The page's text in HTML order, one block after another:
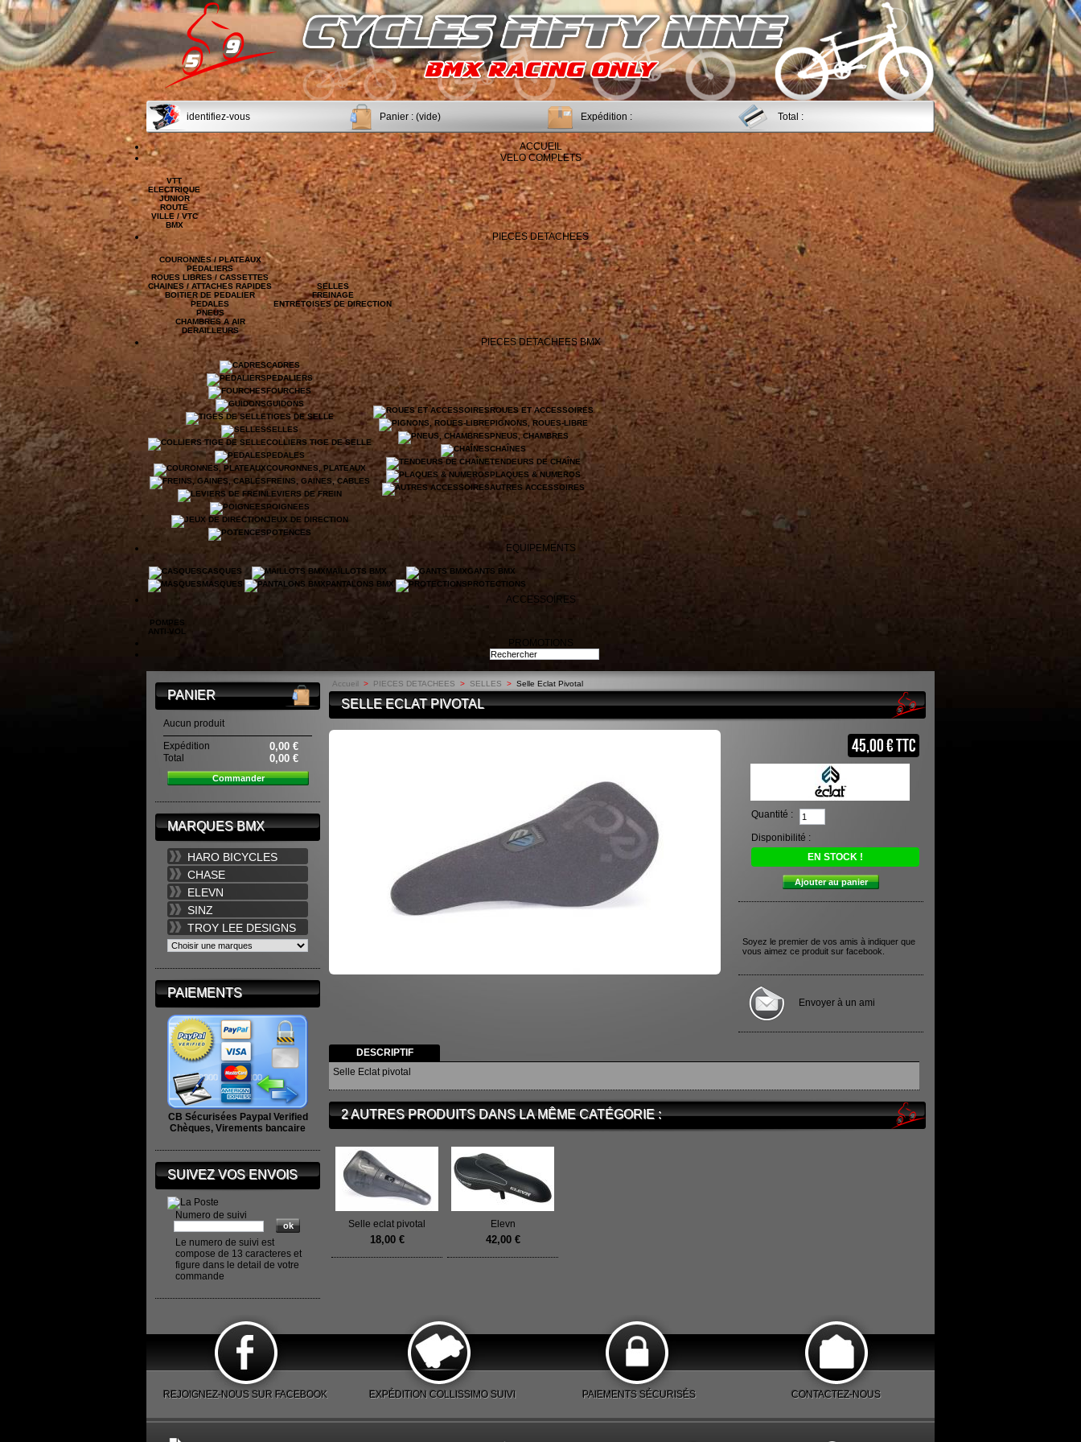
identifiez-vous Panier : (vide) Expédition : Total :
ACCUEIL
VELO COMPLETS
VTT
ELECTRIQUE
JUNIOR
ROUTE
VILLE / VTC
BMX
PIECES DETACHEES
COURONNES / PLATEAUX
PEDALIERS
ROUES LIBRES / CASSETTES
CHAINES / ATTACHES RAPIDES
BOITIER DE PEDALIER
PEDALES
PNEUS
CHAMBRES A AIR
DERAILLEURS
SELLES
FREINAGE
ENTRETOISES DE DIRECTION
PIECES DETACHEES BMX
CADRES
PEDALIERS
FOURCHES
GUIDONS
TIGES DE SELLE
SELLES
COLLIERS TIGE DE SELLE
PEDALES
COURONNES, PLATEAUX
FREINS, GAINES, CABLES
LEVIERS DE FREIN
POIGNEES
JEUX DE DIRECTION
POTENCES
ROUES ET ACCESSOIRES
PIGNONS, ROUES-LIBRE
PNEUS, CHAMBRES
CHAÎNES
TENDEURS DE CHAÎNE
PLAQUES & NUMEROS
AUTRES ACCESSOIRES
EQUIPEMENTS
CASQUES
MASQUES
MAILLOTS BMX
PANTALONS BMX
GANTS BMX
PROTECTIONS
ACCESSOIRES
POMPES
ANTI-VOL
PROMOTIONS
PANIER
Aucun produit
Expédition
0,00 €
Total 0,00 €
Commander
MARQUES BMX
HARO BICYCLES
CHASE
ELEVN
SINZ
TROY LEE DESIGNS
PAIEMENTS
CB Sécurisées Paypal Verified
Chèques, Virements bancaire
SUIVEZ VOS ENVOIS
Numero de suivi
Le numero de suivi est
compose de 13 caracteres et
figure dans le detail de votre
commande
Accueil > PIECES DETACHEES > SELLES > Selle Eclat Pivotal
SELLE ECLAT PIVOTAL
45,00 €TTC
Quantité :
Disponibilité :
EN STOCK !
Soyez le premier de vos amis à indiquer que
vous aimez ce produit sur facebook.
Envoyer à un ami
DESCRIPTIF
Selle Eclat pivotal
2 AUTRES PRODUITS DANS LA MÊME CATÉGORIE :
Selle eclat pivotal
18,00 €
Elevn
42,00 €
REJOIGNEZ-NOUS SUR FACEBOOK EXPÉDITION COLLISSIMO SUIVI PAIEMENTS SÉCURISÉS CONTACTEZ-NOUS